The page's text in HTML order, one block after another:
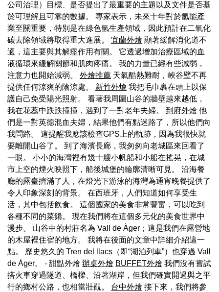
公司治理）目標、是否提出了最重要的主題以及文件是否基
於可理解且可靠的數據。 專家表示，未來十年對於氫能產
業至關重要，特別是在綠色氫生產領域，因此預計在二氧化
碳去除領域將取得重大進展。 宜蘭外燴 顯著緩解消化道不
適，這主要與其解痙作用有關。 它透過增加治療區域的血
液循環來緩解關節和肌肉疼痛。 我的力量已經有些減弱，
注意力也開始減弱。 外燴推薦 天氣酷熱難耐，峽谷壁不再
提供任何涼爽的陰涼處。 新竹外燴 我把毛巾裹在頭上以保
護自己免受陽光照射。 看著我周圍山谷的牆壁越來越低，
我在花蕊中跌跌撞撞，遇到了一對老年夫婦。 到府外燴 他
們是一對英德混血夫婦，結果他們有點迷路了，所以他們向
我問路。 這提醒我應該檢查GPS上的軌跡，因為我很快就
要離開山谷了。 到了海濱長廊，我匆匆向老城區來回看了
一眼。 小小的海灣裡有幾十艘小帆船和小船在搖晃，在城
市上空的煙火映照下，船後城堡的輪廓清晰可見。 沿海餐
廳的露臺擠滿了人，在燈光下游泳的海灣為通宵晚餐提供了
令人印象深刻的背景。 在西班牙，人們知道如何享受生
活，其中包括飲食。 這個國家的美食非常豐富，可以吃到
各種不同的菜餚。 現在我們將在這個多元化的美食世界中
漫步。 山谷中的村莊名為 Vall de Àger；這是我們在露營地
的木屋裡住宿的地方。 我將在後面的文章中詳細介紹這一
點。 歷史悠久的 Tren del llacs（即“湖泊列車”）也穿過 Vall
de Àger。 - 甜點外燴 辦桌外燴 BUFFET外燴 我們沒有嘗試
搭火車穿過隧道、橋樑、沿著湖岸，但我們確實開過與之平
行的鄉村公路，也相當壯觀。 台中外燴 接下來，我們將參